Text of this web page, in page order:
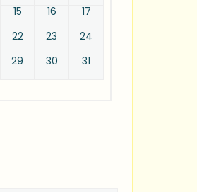
15 16
17
22 23
24
29 30 31